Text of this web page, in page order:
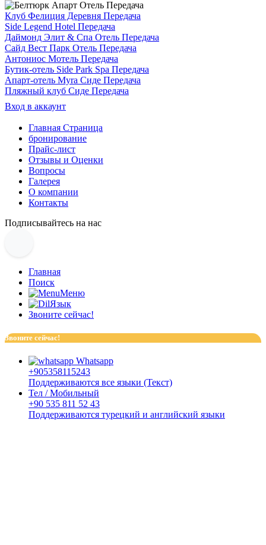
Клуб Фелиция Деревня Передача
Side Legend Hotel Передача
Даймонд Элит & Спа Отель Передача
Сайд Вест Парк Отель Передача
Антониос Мотель Передача
Бутик-отель Side Park Spa Передача
Апарт-отель Myra Сиде Передача
Пляжный клуб Сиде Передача
Вход в аккаунт
Главная Страница
бронирование
Прайс-лист
Отзывы и Оценки
Вопросы
Галерея
О компании
Контакты
Подписывайтесь на нас
Главная
Поиск
Меню
Язык
Звоните сейчас!
Звоните сейчас!
Whatsapp
+905358115243
Поддерживаются все языки (Текст)
Тел / Мобильный
+90 535 811 52 43
Поддерживаются турецкий и английский языки